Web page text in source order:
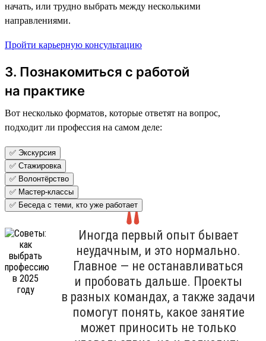
начать, или трудно выбрать между несколькими
направлениями.
Пройти карьерную консультацию
3. Познакомиться с работой
на практике
Вот несколько форматов, которые ответят на вопрос,
подходит ли профессия на самом деле:
✅ Экскурсия
✅ Стажировка
✅ Волонтёрство
✅ Мастер-классы
✅ Беседа с теми, кто уже работает
Иногда первый опыт бывает
неудачным, и это нормально.
Главное — не останавливаться
и пробовать дальше. Проекты
в разных командах, а также задачи
помогут понять, какое занятие
может приносить не только